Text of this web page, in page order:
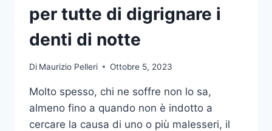
per tutte di digrignare i
denti di notte
Di Maurizio Pelleri Ottobre 5, 2023
Molto spesso, chi ne soffre non lo sa,
almeno fino a quando non è indotto a
cercare la causa di uno o più malesseri, il